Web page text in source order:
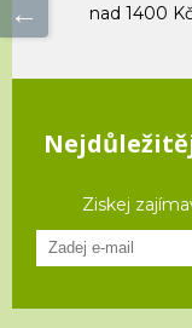
nad 1400
Ziskej